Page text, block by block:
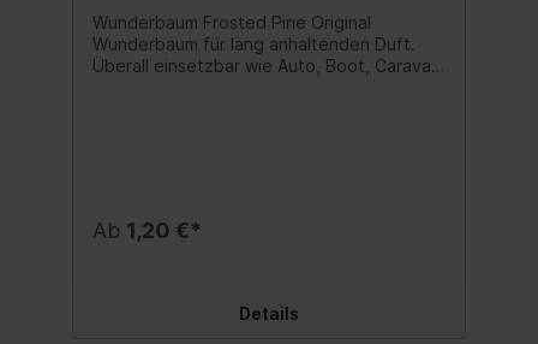
Wunderbaum Frosted Pine Original
Wunderbaum für lang anhaltenden Duft.
Überall einsetzbar wie Auto, Boot, Caravan
Ab 1,20 €*
Details